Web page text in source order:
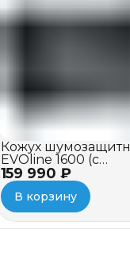
159 990 ₽
Кожух
EVOline 1600 (c
вентилятором)
В корзину